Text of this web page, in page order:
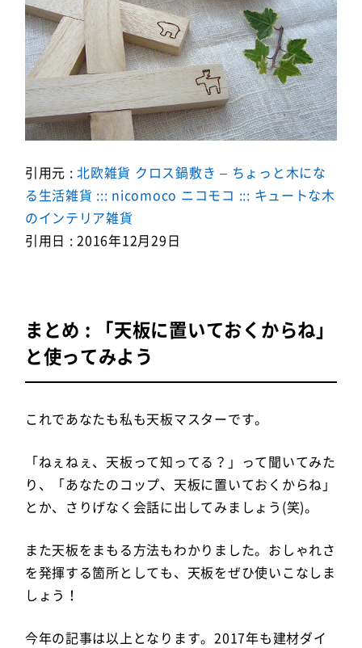
引用元 :北欧雑貨 クロス鍋敷き – ちょっと木にな
る生活雑貨 ::: nicomoco ニコモコ ::: キュートな木
のインテリア雑貨
引用日 : 2016年12月29日
まとめ : 「天板に置いておくからね」
と使ってみよう
これであなたも私も天板マスターです。
「ねぇねぇ、天板って知ってる？」って聞いてみた
り、「あなたのコップ、天板に置いておくからね」
とか、さりげなく会話に出してみましょう(笑)。
また天板をまもる方法もわかりました。おしゃれさ
を発揮する箇所としても、天板をぜひ使いこなしま
しょう！
今年の記事は以上となります。2017年も建材ダイ